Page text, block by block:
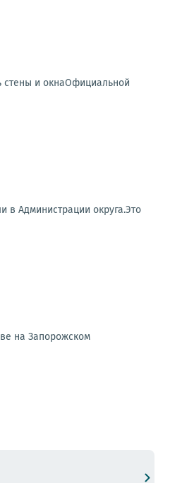
и окнаОфициальной
в Администрации округа.Это
на Запорожском